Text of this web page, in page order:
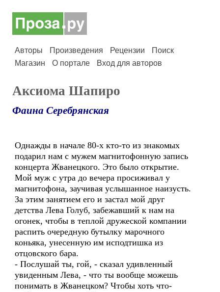
Авторы Произведения Рецензии
Поиск
Магазин
О портале Вход для авторов
Аксиома Шапиро
Фаина Серебрянская
Однажды в начале 80-х кто-то из знакомых
подарил нам с мужем магнитофонную запись
концерта Жванецкого. Это было открытие.
Мой муж с утра до вечера просиживал у
магнитофона, заучивая услышанное наизусть.
За этим занятием его и застал мой друг
детства Лева Голуб, забежавший к нам на
огонек, чтобы в теплой дружеской компании
распить очередную бутылку марочного
коньяка, унесенную им исподтишка из
отцовского бара.
- Послушай ты, гой, - сказал удивленный
увиденным Лева, - что ты вообще можешь
понимать в Жванецком? Чтобы хоть что-